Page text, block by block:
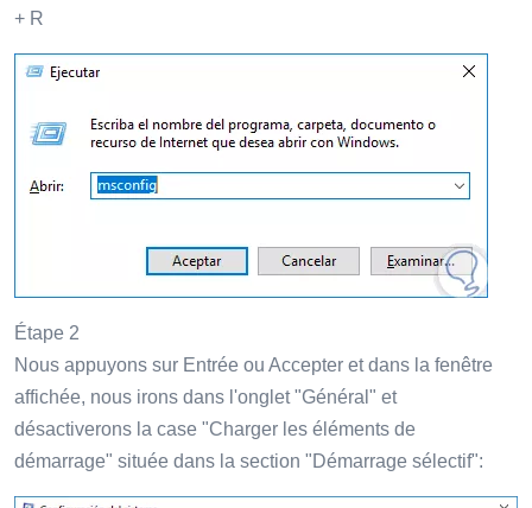
+ R
Étape 2
Nous appuyons sur Entrée ou Accepter et dans la fenêtre
affichée, nous irons dans l'onglet "Général" et
désactiverons la case "Charger les éléments de
démarrage" située dans la section "Démarrage sélectif":